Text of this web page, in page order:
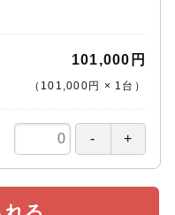
101,000円
（ 101,000円 × 1 台 ）